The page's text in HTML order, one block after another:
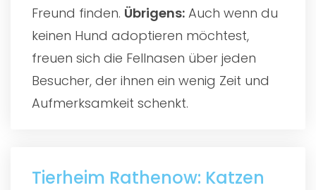
Freund finden. Übrigens: Auch wenn du
keinen Hund adoptieren möchtest,
freuen sich die Fellnasen über jeden
Besucher, der ihnen ein wenig Zeit und
Aufmerksamkeit schenkt.
Tierheim Rathenow: Katzen